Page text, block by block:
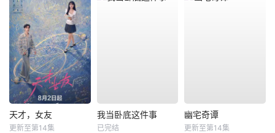
天才，女友
更新至第14集
我当卧底这件事
已完结
幽宅奇谭
更新至第14集